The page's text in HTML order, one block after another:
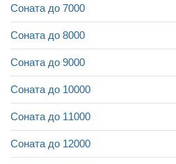
Соната до 7000
Соната до 8000
Соната до 9000
Соната до 10000
Соната до 11000
Соната до 12000